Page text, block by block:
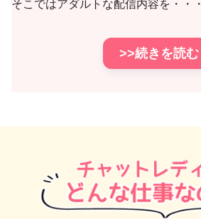
そこではアダルトな配信内容を・・・
>>続きを読む